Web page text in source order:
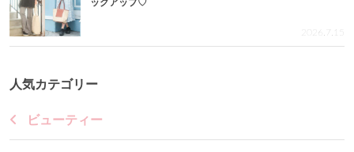
ックアップ♡
2026.7.15
人気カテゴリー
ビューティー